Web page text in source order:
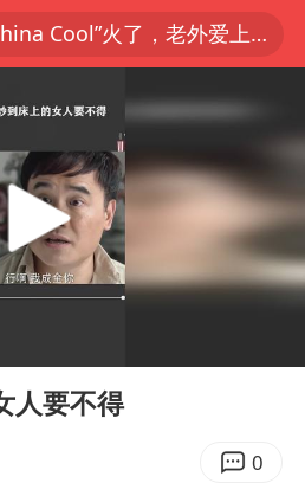
“China Cool”火了，老外爱上中国避暑游
兰版北约来了吗
宜宾3.4级地震
宏福苑火灾或由烟头引起
中国父女泰国骑摩托车坠崖1死1伤
台州《告全体市民书》
人要不得
0